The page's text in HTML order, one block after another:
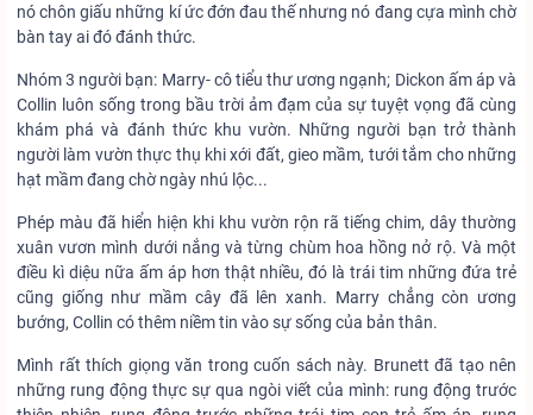
nó chôn giấu những kí ức đớn đau thế nhưng nó đang cựa mình chờ
bàn tay ai đó đánh thức.
Nhóm 3 người bạn: Marry- cô tiểu thư ương ngạnh; Dickon ấm áp và
Collin luôn sống trong bầu trời ảm đạm của sự tuyệt vọng đã cùng
khám phá và đánh thức khu vườn. Những người bạn trở thành
người làm vườn thực thụ khi xới đất, gieo mầm, tưới tắm cho những
hạt mầm đang chờ ngày nhú lộc...
Phép màu đã hiển hiện khi khu vườn rộn rã tiếng chim, dây thường
xuân vươn mình dưới nắng và từng chùm hoa hồng nở rộ. Và một
điều kì diệu nữa ấm áp hơn thật nhiều, đó là trái tim những đứa trẻ
cũng giống như mầm cây đã lên xanh. Marry chẳng còn ương
bướng, Collin có thêm niềm tin vào sự sống của bản thân.
Mình rất thích giọng văn trong cuốn sách này. Brunett đã tạo nên
những rung động thực sự qua ngòi viết của mình: rung động trước